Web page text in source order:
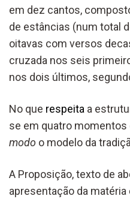
em dez cantos,
de estâncias (num total
oitavas com versos
cruzada nos seis
nos dois últimos,
No que respeita a
se em quatro momentos
modo o modelo da
A Proposição, texto de
apresentação da